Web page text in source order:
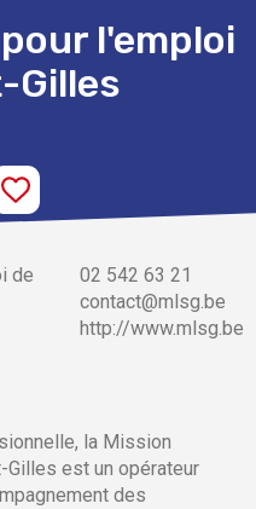
l'emploi
Gilles
de
02 542 63 21
contact@mlsg.be
http://www.mlsg.be
la Mission
Gilles est un opérateur
des